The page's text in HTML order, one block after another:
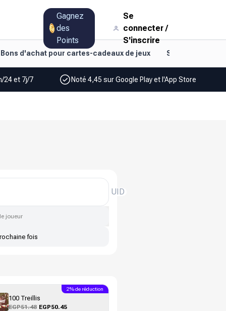
Gagnez
des
Points
Se
connecter/
S'inscrire
Bons d'achat pour cartes-cadeaux de jeux Style de vie et
24 et 7j/7 Noté 4,45 sur Google Play et l'App Store
UID
joueur
fois
100 Treillis
EGP51.48 EGP50.45
2% de réduction